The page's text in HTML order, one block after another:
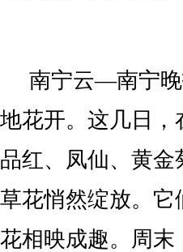
南宁云—南宁晚
地花开。这几日
品红、凤仙、黄
草花悄然绽放。
花相映成趣。周